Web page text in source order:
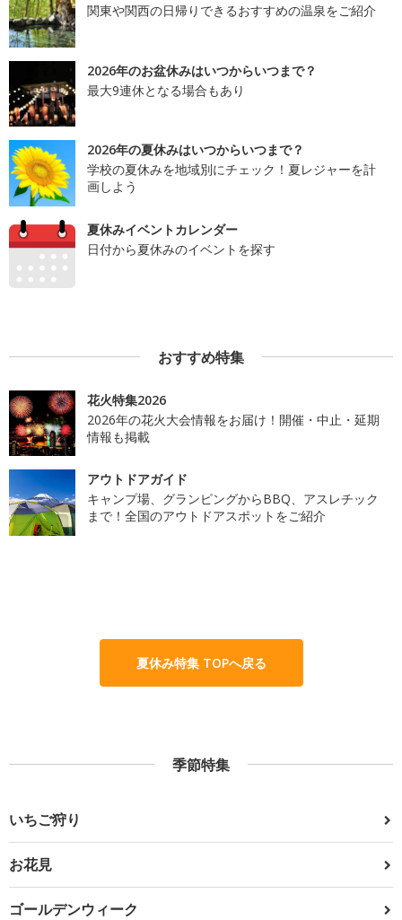
関東や関西の日帰りできるおすすめの温泉をご紹介
2026年のお盆休みはいつからいつまで？
最大9連休となる場合もあり
2026年の夏休みはいつからいつまで？
学校の夏休みを地域別にチェック！夏レジャーを計
画しよう
夏休みイベントカレンダー
日付から夏休みのイベントを探す
おすすめ特集
花火特集2026
2026年の花火大会情報をお届け！開催・中止・延期
情報も掲載
アウトドアガイド
キャンプ場、グランピングからBBQ、アスレチック
まで！全国のアウトドアスポットをご紹介
夏休み特集 TOPへ戻る
季節特集
いちご狩り
お花見
ゴールデンウィーク